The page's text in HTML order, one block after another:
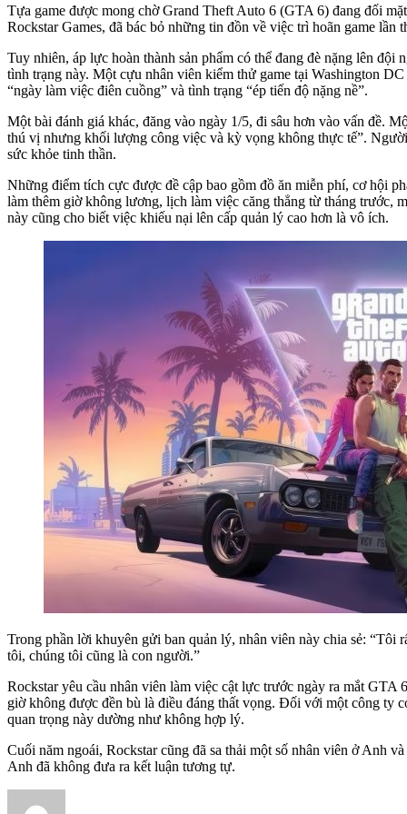
Tựa game được mong chờ Grand Theft Auto 6 (GTA 6) đang đối
Rockstar Games, đã bác bỏ những tin đồn về việc trì hoãn game
Tuy nhiên, áp lực hoàn thành sản phẩm có thể đang đè nặng lên
tình trạng này. Một cựu nhân viên kiểm thử game tại Washington
“ngày làm việc điên cuồng” và tình trạng “ép tiến độ nặng nề”.
Một bài đánh giá khác, đăng vào ngày 1/5, đi sâu hơn vào vấn đề.
thú vị nhưng khối lượng công việc và kỳ vọng không thực tế”.
sức khỏe tinh thần.
Những điểm tích cực được đề cập bao gồm đồ ăn miễn phí, cơ hội
làm thêm giờ không lương, lịch làm việc căng thẳng từ tháng trước,
này cũng cho biết việc khiếu nại lên cấp quản lý cao hơn là vô ích.
Trong phần lời khuyên gửi ban quản lý, nhân viên này chia sẻ: “Tôi
tôi, chúng tôi cũng là con người.”
Rockstar yêu cầu nhân viên làm việc cật lực trước ngày ra mắt
giờ không được đền bù là điều đáng thất vọng. Đối với một công ty
quan trọng này dường như không hợp lý.
Cuối năm ngoái, Rockstar cũng đã sa thải một số nhân viên ở Anh
Anh đã không đưa ra kết luận tương tự.